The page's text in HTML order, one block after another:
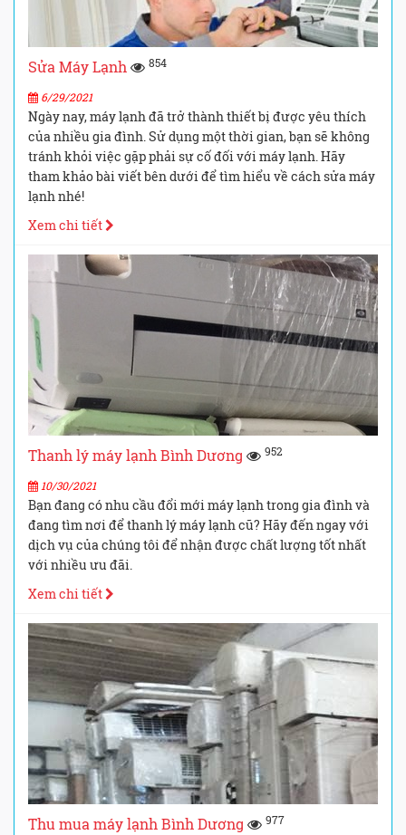
Sửa Máy Lạnh 854
6/29/2021
Ngày nay, máy lạnh đã trở thành thiết bị được yêu thích
của nhiều gia đình. Sử dụng một thời gian, bạn sẽ không
tránh khỏi việc gặp phải sự cố đối với máy lạnh. Hãy
tham khảo bài viết bên dưới để tìm hiểu về cách sửa máy
lạnh nhé!
Xem chi tiết
Thanh lý máy lạnh Bình Dương 952
10/30/2021
Bạn đang có nhu cầu đổi mới máy lạnh trong gia đình và
đang tìm nơi để thanh lý máy lạnh cũ? Hãy đến ngay với
dịch vụ của chúng tôi để nhận được chất lượng tốt nhất
với nhiều ưu đãi.
Xem chi tiết
Thu mua máy lạnh Bình Dương 977